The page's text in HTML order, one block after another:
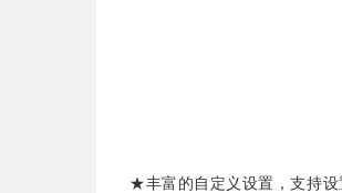
★丰富的自定义设置，支持设